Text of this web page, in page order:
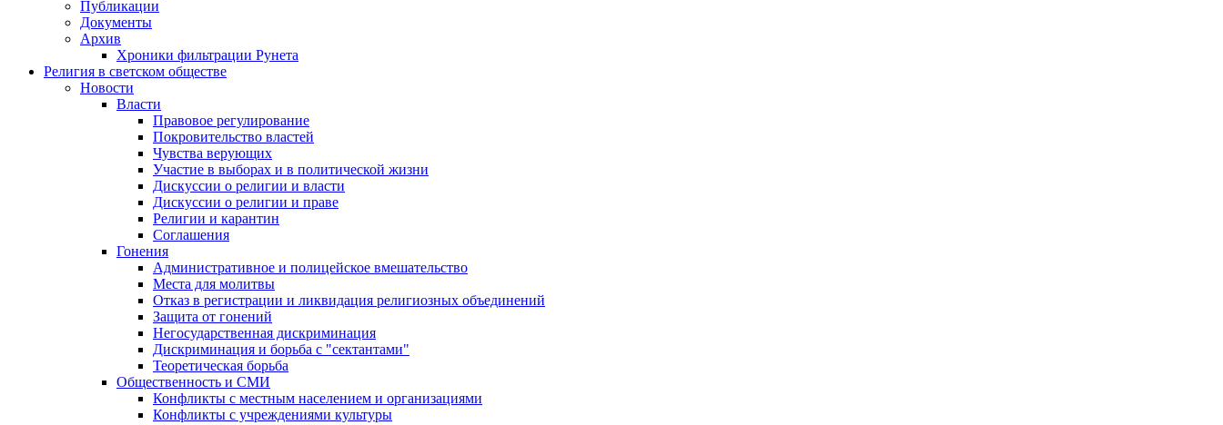
Публикации
Документы
Архив
Хроники фильтрации Рунета
Религия в светском обществе
Новости
Власти
Правовое регулирование
Покровительство властей
Чувства верующих
Участие в выборах и в политической жизни
Дискуссии о религии и власти
Дискуссии о религии и праве
Религии и карантин
Соглашения
Гонения
Административное и полицейское вмешательство
Места для молитвы
Отказ в регистрации и ликвидация религиозных объединений
Защита от гонений
Негосударственная дискриминация
Дискриминация и борьба с "сектантами"
Теоретическая борьба
Общественность и СМИ
Конфликты с местным населением и организациями
Конфликты с учреждениями культуры